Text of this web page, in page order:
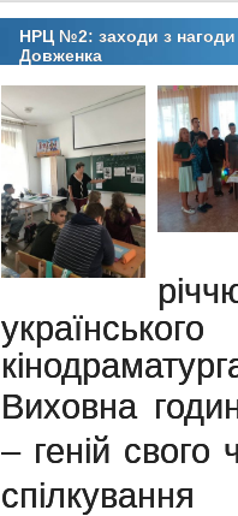
НРЦ №2: заходи з нагоди
Довженка
Виховна
– геній